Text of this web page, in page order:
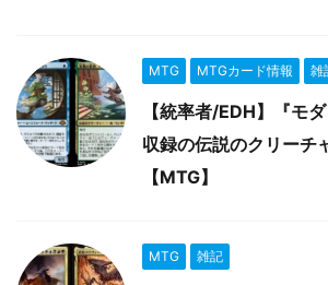
MTG MTGカード情報 雑
【統率者/EDH】『モ
収録の伝説のクリーチ
【MTG】
MTG 雑記